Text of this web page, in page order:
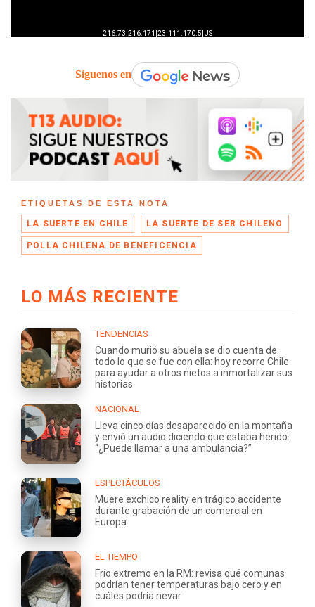
Síguenos en
ETIQUETAS DE ESTA NOTA
LA SUERTE EN CHILE LA SUERTE DE SER CHILENO
POLLA CHILENA DE BENEFICENCIA
LO MÁS RECIENTE
TENDENCIAS
Cuando murió su abuela se dio cuenta de
todo lo que se fue con ella: hoy recorre Chile
para ayudar a otros nietos a inmortalizar sus
historias
NACIONAL
Lleva cinco días desaparecido en la montaña
y envió un audio diciendo que estaba herido:
“¿Puede llamar a una ambulancia?”
ESPECTÁCULOS
Muere exchico reality en trágico accidente
durante grabación de un comercial en
Europa
EL TIEMPO
Frío extremo en la RM: revisa qué comunas
podrían tener temperaturas bajo cero y en
cuáles podría nevar